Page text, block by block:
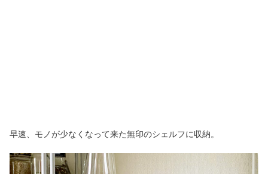
早速、モノが少なくなって来た無印のシェルフに収納。